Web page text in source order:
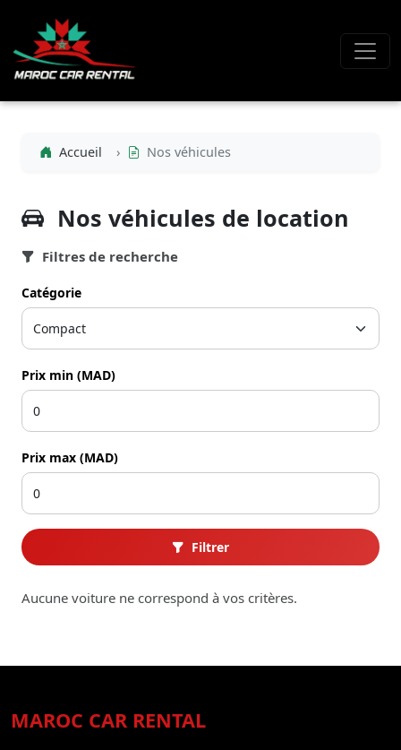
Accueil Nos véhicules
Nos véhicules de location
Filtres de recherche
Catégorie
Prix min (MAD)
Prix max (MAD)
Filtrer
Aucune voiture ne correspond à vos critères.
MAROC CAR RENTAL